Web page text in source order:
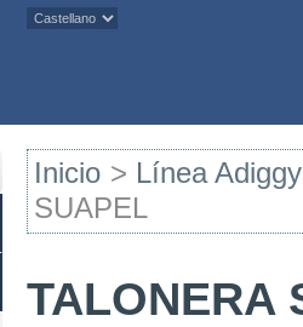
Inicio > Línea Adiggy
SUAPEL
TALONERA